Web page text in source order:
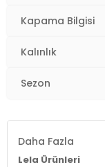
2DE611GO00333.14
Kapama Bilgisi
Kalınlık
Sezon
Daha Fazla
Lela Ürünleri